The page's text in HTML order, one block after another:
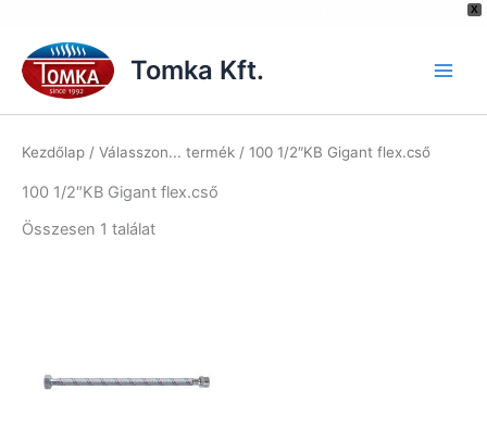
X
content
Tomka Kft.
Kezdőlap / Válasszon... termék / 100 1/2″KB Gigant flex.cső
100 1/2″KB Gigant flex.cső
Összesen 1 találat